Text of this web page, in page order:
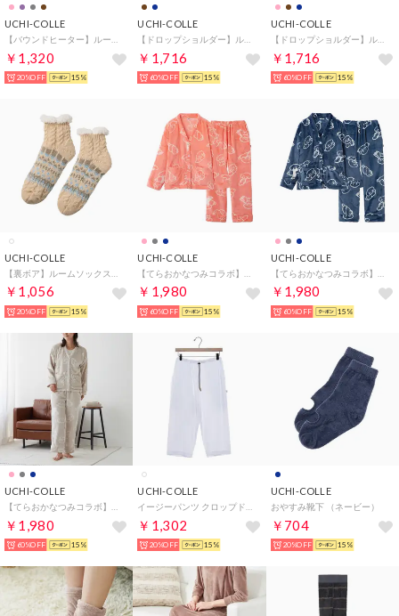
UCHI-COLLE
￥1,320
20%OFF 15%
UCHI-COLLE
￥1,716
60%OFF 15%
UCHI-COLLE
【ドロップショルダー】ルームウェア フリース （ブラウン）
￥1,716
60%OFF 15%
UCHI-COLLE
￥1,056
20%OFF 15%
UCHI-COLLE
￥1,980
60%OFF 15%
UCHI-COLLE
￥1,980
60%OFF 15%
UCHI-COLLE
￥1,980
60%OFF 15%
UCHI-COLLE
￥1,302
20%OFF 15%
UCHI-COLLE
おやすみ靴下 （ネービー）
￥704
20%OFF 15%